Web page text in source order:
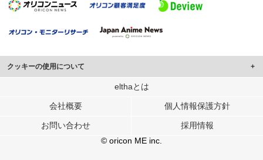
クッキーの使用について
このサイトでは Cookie を使用して、ユーザーに合わせたコンテンツや広告の
行っています。
メディアや広告配信、データ解析の各パートナーに提供しています。
各パートナーは、この情報とユーザーが各パートナーに提供した他の情報や、
ユーザーが各パートナーのサービスを使用したときに収集した他の情報を組み
elthaとは
会社概要 個人情報保護方針
お問い合わせ
採用情報
© oricon ME inc.